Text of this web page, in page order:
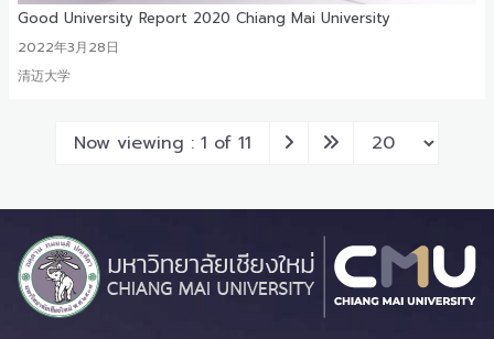
Good University Report 2020 Chiang Mai University
2022年3月28日
清迈大学
Now viewing : 1 of 11